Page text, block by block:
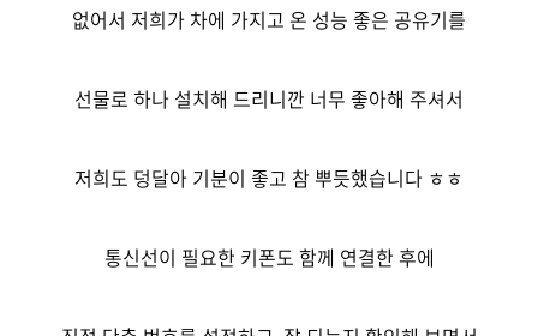
없어서 저희가 차에 가지고 온 성능 좋은 공유기를
선물로 하나 설치해 드리니깐 너무 좋아해 주셔서
저희도 덩달아 기분이 좋고 참 뿌듯했습니다 ㅎㅎ
통신선이 필요한 키폰도 함께 연결한 후에